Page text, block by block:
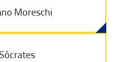
Moreschi